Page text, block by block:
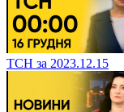
ТСН за 2023.12.15